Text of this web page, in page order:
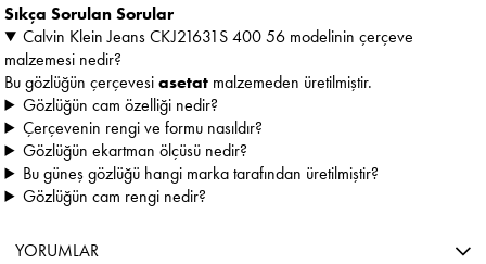
Sıkça Sorulan Sorular
Calvin Klein Jeans CKJ21631S 400 56 modelinin çerçeve
malzemesi nedir?
Bu gözlüğün çerçevesiasetat malzemeden üretilmiştir.
Gözlüğün cam özelliği nedir?
Çerçevenin rengi ve formu nasıldır?
Gözlüğün ekartman ölçüsü nedir?
Bu güneş gözlüğü hangi marka tarafından üretilmiştir?
Gözlüğün cam rengi nedir?
YORUMLAR